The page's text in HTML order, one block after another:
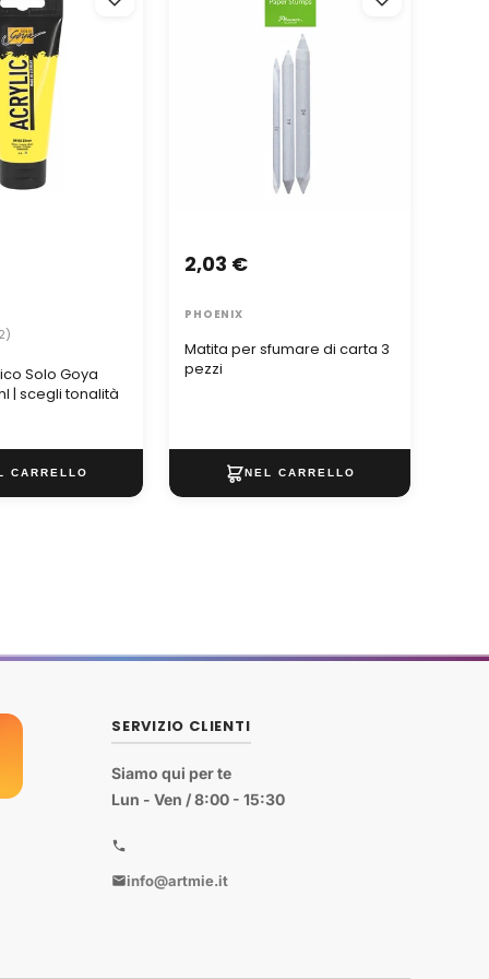
| scegli tonalità
Solo Goya
| scegli tonalità
Matita per sfumare di carta 3
pezzi
2,03 €
PHOENIX
SERVIZIO CLIENTI
Siamo qui per te
Lun - Ven / 8:00 - 15:30
info@artmie.it